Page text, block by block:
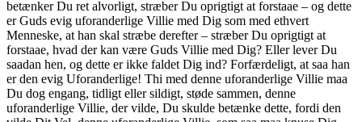
betænker Du ret alvorligt, stræber Du oprigtigt at forstaae – og dette
er Guds evig uforanderlige Villie med Dig som med ethvert
Menneske, at han skal stræbe derefter – stræber Du oprigtigt at
forstaae, hvad der kan være Guds Villie med Dig? Eller lever Du
saadan hen, og dette er ikke faldet Dig ind? Forfærdeligt, at saa han
er den evig Uforanderlige! Thi med denne uforanderlige Villie maa
Du dog engang, tidligt eller sildigt, støde sammen, denne
uforanderlige Villie, der vilde, Du skulde betænke dette, fordi den